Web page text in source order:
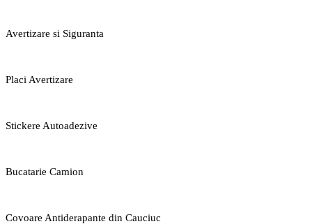
Avertizare si Siguranta
Placi Avertizare
Stickere Autoadezive
Bucatarie Camion
Covoare Antiderapante din Cauciuc